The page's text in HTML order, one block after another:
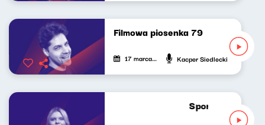
Filmowa piosenka 79
17 marca 2025 Kacper Siedlecki
Sport do